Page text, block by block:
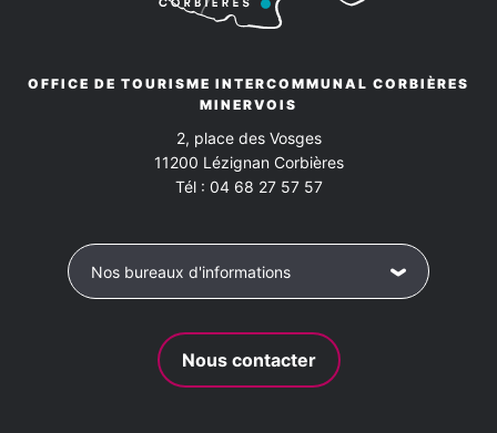
OFFICE DE TOURISME INTERCOMMUNAL CORBIÈRES
MINERVOIS
2, place des Vosges
11200 Lézignan Corbières
Tél : 04 68 27 57 57
Nos bureaux d'informations
Nous contacter